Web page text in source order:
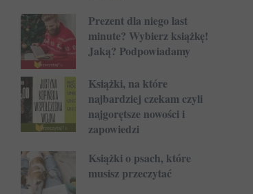
Prezent dla niego last
minute? Wybierz książkę!
Jaką? Podpowiadamy
Książki, na które
najbardziej czekam czyli
najgorętsze nowości i
zapowiedzi
Książki o psach, które
musisz przeczytać